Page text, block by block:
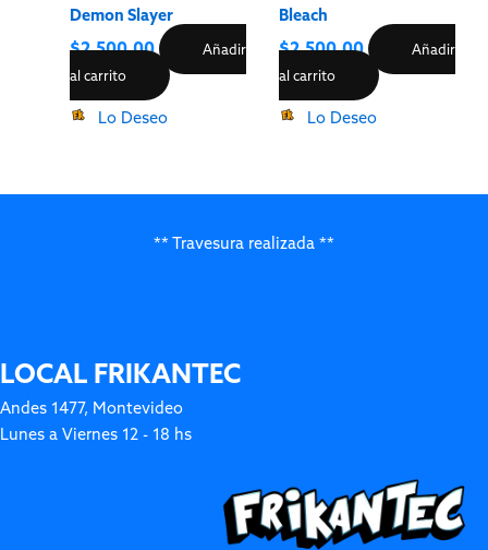
Demon Slayer
$2,500.00
Añadir
al carrito
Lo Deseo
Bleach
$2,500.00
Añadir
al carrito
Lo Deseo
** Travesura realizada **
LOCAL FRIKANTEC
Andes 1477, Montevideo
Lunes a Viernes 12 - 18 hs